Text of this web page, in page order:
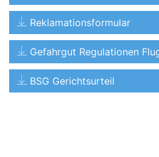
Reklamationsformular
Gefahrgut Regulationen
BSG Gerichtsurteil